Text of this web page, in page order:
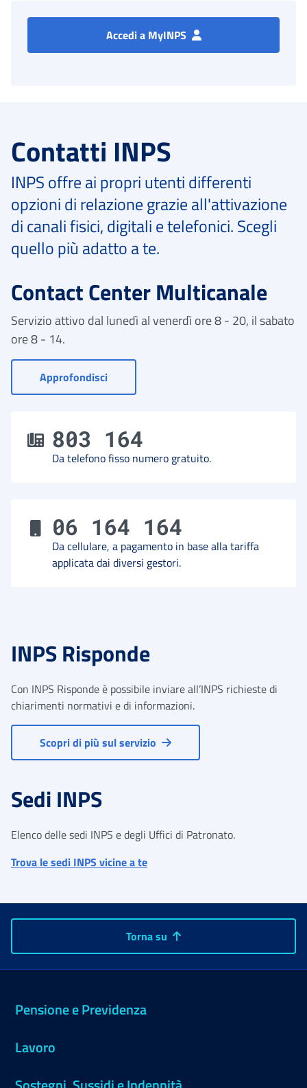
Accedi a MyINPS
Contatti INPS
INPS offre ai propri utenti differenti
opzioni di relazione grazie all'attivazione
di canali fisici, digitali e telefonici. Scegli
quello più adatto a te.
Contact Center Multicanale
Servizio attivo dal lunedì al venerdì ore 8 - 20, il sabato
ore 8 - 14.
Approfondisci- Vai a Contact Center
803 164
Da telefono fisso numero gratuito.
06 164 164
Da cellulare, a pagamento in base alla tariffa
applicata dai diversi gestori.
INPS Risponde
Con INPS Risponde è possibile inviare all’INPS richieste di
chiarimenti normativi e di informazioni.
Scopri di più sul servizio
Sedi INPS
Elenco delle sedi INPS e degli Uffici di Patronato.
Trova le sedi INPS vicine a te
Torna su
Pensione e Previdenza
Lavoro